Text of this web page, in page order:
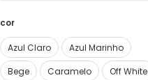
cor
Azul Claro
Azul Marinho
Bege
Caramelo
Off White